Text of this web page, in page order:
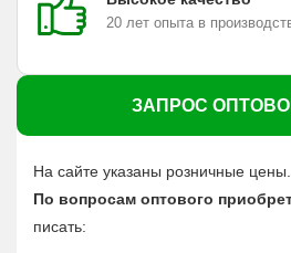
20 лет опыта в
ЗАПРОС
На сайте указаны розничные цены.
По вопросам оптового
писать: